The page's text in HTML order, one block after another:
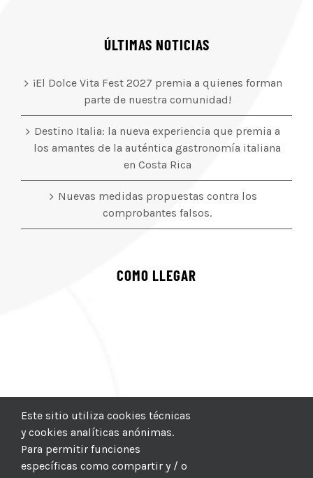
ÚLTIMAS NOTICIAS
¡El Dolce Vita Fest 2027 premia a quienes forman
parte de nuestra comunidad!
Destino Italia: la nueva experiencia que premia a
los amantes de la auténtica gastronomía italiana
en Costa Rica
Nuevas medidas propuestas contra los
comprobantes falsos.
COMO LLEGAR
Este sitio utiliza cookies técnicas
y cookies analíticas anónimas.
Para permitir funciones
específicas como compartir y / o